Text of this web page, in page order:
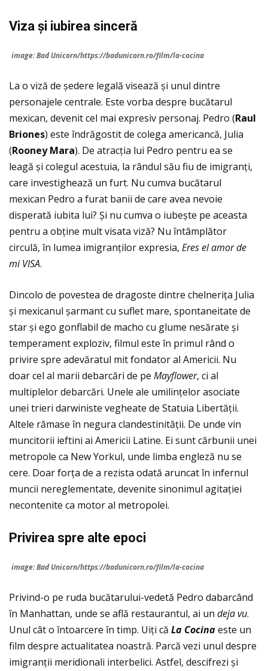
Viza și iubirea sinceră
image: Bad Unicorn/https://badunicorn.ro/film/la-cocina
La o viză de ședere legală visează și unul dintre
personajele centrale. Este vorba despre bucătarul
mexican, devenit cel mai expresiv personaj. Pedro (Raul
Briones) este îndrăgostit de colega americancă, Julia
(Rooney Mara). De atracţia lui Pedro pentru ea se
leagă și colegul acestuia, la rândul său fiu de imigranţi,
care investighează un furt. Nu cumva bucătarul
mexican Pedro a furat banii de care avea nevoie
disperată iubita lui? Şi nu cumva o iubește pe aceasta
pentru a obţine mult visata viză? Nu întâmplător
circulă, în lumea imigranţilor expresia, Eres el amor de
mi VISA.
Dincolo de povestea de dragoste dintre chelneriţa Julia
și mexicanul șarmant cu suflet mare, spontaneitate de
star și ego gonflabil de macho cu glume nesărate și
temperament exploziv, filmul este în primul rând o
privire spre adevăratul mit fondator al Americii. Nu
doar cel al marii debarcări de pe Mayflower, ci al
multiplelor debarcări. Unele ale umilinţelor asociate
unei trieri darwiniste vegheate de Statuia Libertății.
Altele rămase în negura clandestinităţii. De unde vin
muncitorii ieftini ai Americii Latine. Ei sunt cărbunii unei
metropole ca New Yorkul, unde limba engleză nu se
cere. Doar forța de a rezista odată aruncat în infernul
muncii nereglementate, devenite sinonimul agitației
necontenite ca motor al metropolei.
Privirea spre alte epoci
image: Bad Unicorn/https://badunicorn.ro/film/la-cocina
Privind-o pe ruda bucătarului-vedetă Pedro dabarcând
în Manhattan, unde se află restaurantul, ai un deja vu.
Unul cât o întoarcere în timp. Uiți că La Cocinaeste un
film despre actualitatea noastră. Parcă vezi unul despre
imigranții meridionali interbelici. Astfel, descifrezi și